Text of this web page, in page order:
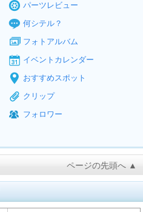
パーツレビュー
何シテル？
フォトアルバム
イベントカレンダー
おすすめスポット
クリップ
フォロワー
ページの先頭へ ▲